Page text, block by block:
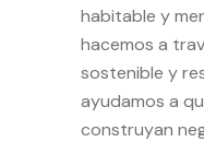
habitable y
hacemos a
sostenible y
ayudamos a
construyan